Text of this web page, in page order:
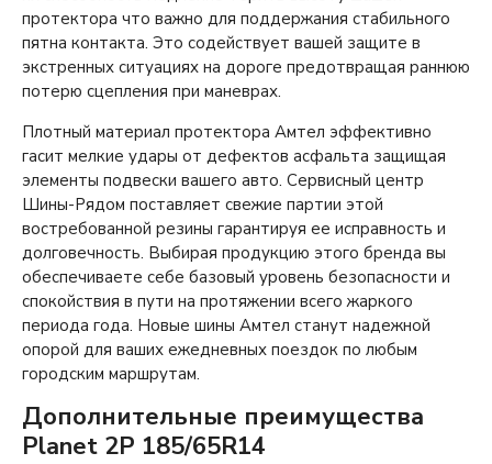
протектора что важно для поддержания стабильного
пятна контакта. Это содействует вашей защите в
экстренных ситуациях на дороге предотвращая раннюю
потерю сцепления при маневрах.
Плотный материал протектора Амтел эффективно
гасит мелкие удары от дефектов асфальта защищая
элементы подвески вашего авто. Сервисный центр
Шины-Рядом поставляет свежие партии этой
востребованной резины гарантируя ее исправность и
долговечность. Выбирая продукцию этого бренда вы
обеспечиваете себе базовый уровень безопасности и
спокойствия в пути на протяжении всего жаркого
периода года. Новые шины Амтел станут надежной
опорой для ваших ежедневных поездок по любым
городским маршрутам.
Дополнительные преимущества
Planet 2P 185/65R14